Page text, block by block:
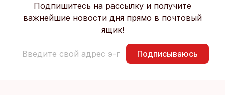
Подпишитесь на рассылку и получите
важнейшие новости дня прямо в почтовый
ящик!
Подписываюсь